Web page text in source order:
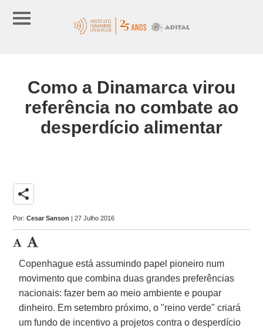
Como a Dinamarca virou
referência no combate ao
desperdício alimentar
share
Por:Cesar Sanson | 27 Julho 2016
Copenhague está assumindo papel pioneiro num
movimento que combina duas grandes preferências
nacionais: fazer bem ao meio ambiente e poupar
dinheiro. Em setembro próximo, o "reino verde" criará
um fundo de incentivo a projetos contra o desperdício